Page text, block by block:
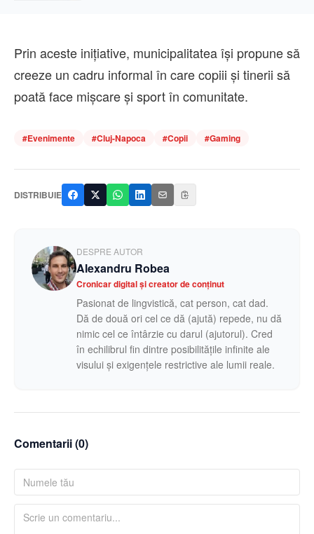
Prin aceste inițiative, municipalitatea își propune să
creeze un cadru informal în care copiii și tinerii să
poată face mișcare și sport în comunitate.
#Evenimente #Cluj-Napoca #Copii #Gaming
DISTRIBUIE
DESPRE AUTOR
Alexandru Robea
Cronicar digital și creator de conținut
Pasionat de lingvistică, cat person, cat dad.
Dă de două ori cel ce dă (ajută) repede, nu dă
nimic cel ce întârzie cu darul (ajutorul). Cred
în echilibrul fin dintre posibilitățile infinite ale
visului și exigențele restrictive ale lumii reale.
Comentarii (0)